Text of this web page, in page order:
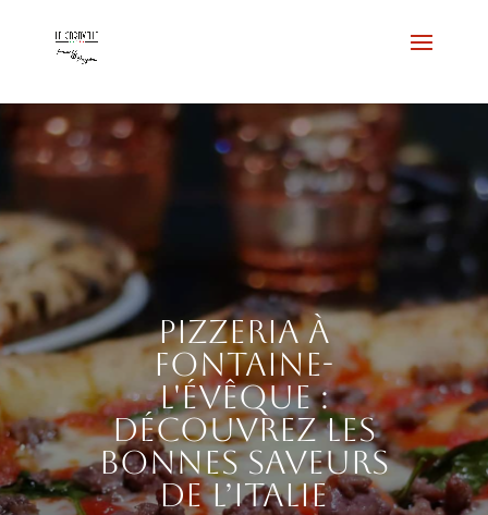
Pizzeria à
Fontaine-
l'Évêque :
découvrez les
bonnes saveurs
de l’Italie